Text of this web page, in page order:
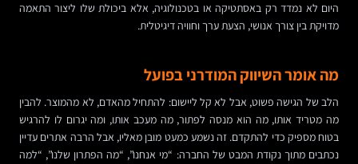
היום לא נמדד רק באסתטיקה או בטכנולוגיה, אלא ביכולת שלו ליצור התאמה
מדויקת בין צורך אנושי, הצעת ערך וחוויה דיגיטלית.
מה אומר השיווק המודרני בפועל
הלב של הגישה פשוט, אבל לא קל ליישום: להתחיל מהאדם, לא מהמוצר. להבין
מה מטריד אותו, מה הוא מנסה לפתור, מה מעכב אותו, ומה יגרום לו להרגיש
בטוח מספיק כדי להתקדם. זה נשמע כמעט מובן מאליו, אבל הרבה אתרים עדיין
נכתבים מתוך נקודת המבט של החברה: “מי אנחנו”, “מה הפתרון שלנו”, “למה